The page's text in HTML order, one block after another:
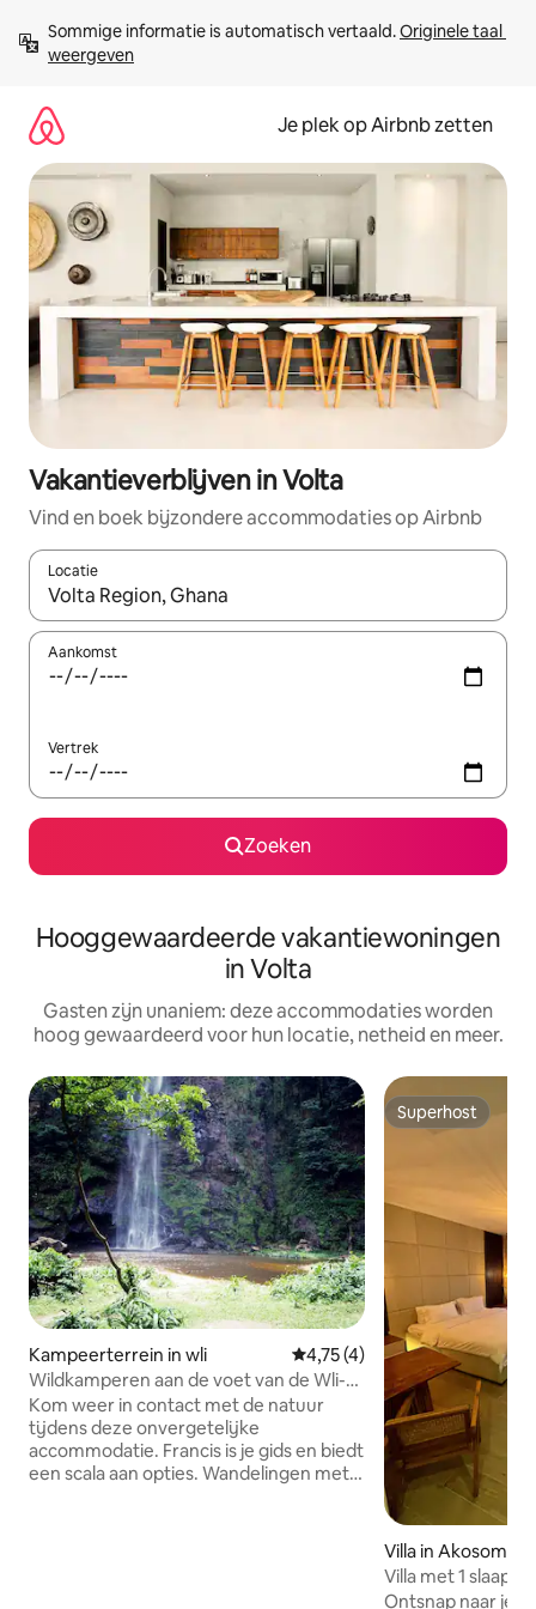
direct
naar
Sommige informatie is automatisch vertaald. Originele taal
weergeven
Je plek op Airbnb zetten
Vakantieverblijven in Volta
Vind en boek bijzondere accommodaties op Airbnb
Locatie
Wanneer er resultaten beschikbaar zijn, maak je een keuze
Aankomst
Vertrek
Zoeken
Hooggewaardeerde vakantiewoningen
in Volta
Gasten zijn unaniem: deze accommodaties worden
hoog gewaardeerd voor hun locatie, netheid en meer.
Kampeerterrein in wli Gemiddelde beoordeling van
4,75 (4)
Wildkamperen aan de voet van de Wli-
watervallen
Kom weer in contact met de natuur
tijdens deze onvergetelijke
accommodatie. Francis is je gids en biedt
een scala aan opties. Wandelingen met
Superhost
Superhost
Villa in Akosombo
Villa met 1
bij Lake Club (1
Ontsnap naar je